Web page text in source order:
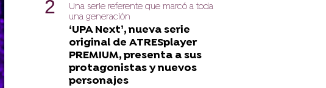
Una serie referente que marcó a toda
una generación
‘UPA Next’, nueva serie
original de ATRESplayer
PREMIUM, presenta a sus
protagonistas y nuevos
personajes